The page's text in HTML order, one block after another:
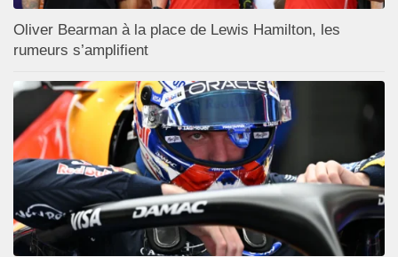
Oliver Bearman à la place de Lewis Hamilton, les
rumeurs s’amplifient